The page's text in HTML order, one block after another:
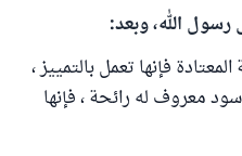
رسول الله، وبعد:
فإنها تعمل بالتمييز ،
معروف له رائحة ، فإنها